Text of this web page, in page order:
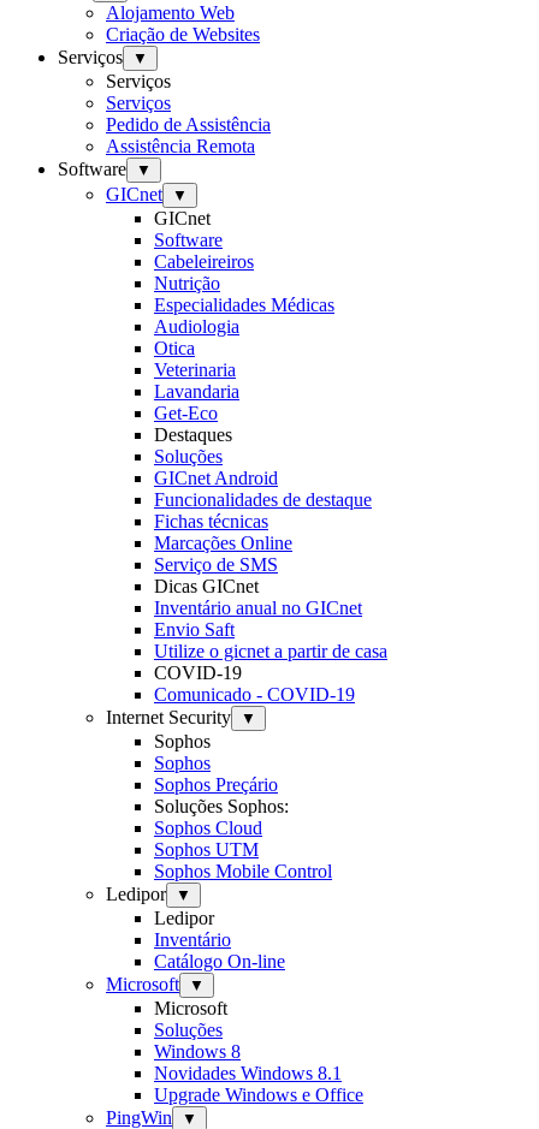
Alojamento Web
Criação de Websites
Serviços
▼
Serviços
Serviços
Pedido de Assistência
Assistência Remota
Software
▼
GICnet ▼
GICnet
Software
Cabeleireiros
Nutrição
Especialidades Médicas
Audiologia
Otica
Veterinaria
Lavandaria
Get-Eco
Destaques
Soluções
GICnet Android
Funcionalidades de destaque
Fichas técnicas
Marcações Online
Serviço de SMS
Dicas GICnet
Inventário anual no GICnet
Envio Saft
Utilize o gicnet a partir de casa
COVID-19
Comunicado - COVID-19
Internet Security
▼
Sophos
Sophos
Sophos Preçário
Soluções Sophos:
Sophos Cloud
Sophos UTM
Sophos Mobile Control
Ledipor
▼
Ledipor
Inventário
Catálogo On-line
Microsoft
▼
Microsoft
Soluções
Windows 8
Novidades Windows 8.1
Upgrade Windows e Office
PingWin
▼